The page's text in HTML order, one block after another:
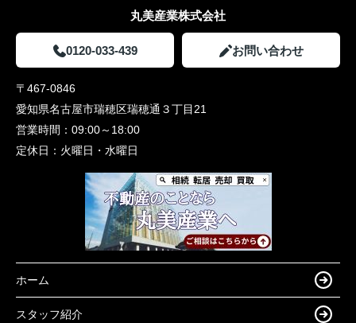
丸美産業株式会社
0120-033-439 お問い合わせ
〒467-0846
愛知県名古屋市瑞穂区瑞穂通３丁目21
営業時間： 09:00～18:00
定休日： 火曜日・水曜日
ホーム
スタッフ紹介